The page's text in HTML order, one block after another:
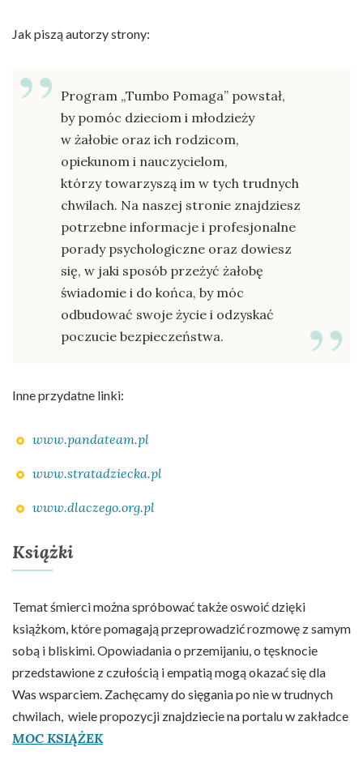
Jak piszą autorzy strony:
Program „Tumbo Pomaga” powstał,
by pomóc dzieciom i młodzieży
w żałobie oraz ich rodzicom,
opiekunom i nauczycielom,
którzy towarzyszą im w tych trudnych
chwilach. Na naszej stronie znajdziesz
potrzebne informacje i profesjonalne
porady psychologiczne oraz dowiesz
się, w jaki sposób przeżyć żałobę
świadomie i do końca, by móc
odbudować swoje życie i odzyskać
poczucie bezpieczeństwa.
Inne przydatne linki:
www.pandateam.pl
www.stratadziecka.pl
www.dlaczego.org.pl
Książki
Temat śmierci można spróbować także oswoić dzięki
książkom, które pomagają przeprowadzić rozmowę z samym
sobą i bliskimi. Opowiadania o przemijaniu, o tęsknocie
przedstawione z czułością i empatią mogą okazać się dla
Was wsparciem. Zachęcamy do sięgania po nie w trudnych
chwilach, wiele propozycji znajdziecie na portalu w zakładce
MOC KSIĄŻEK